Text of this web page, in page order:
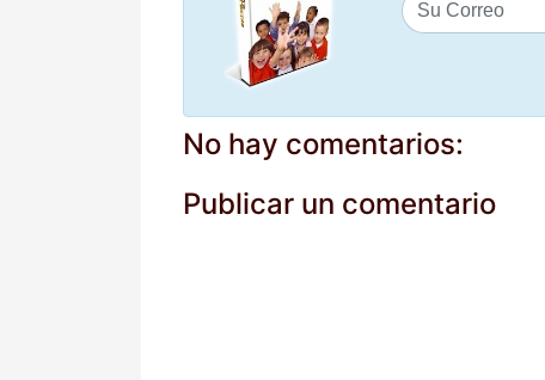
No hay comentarios:
Publicar un comentario